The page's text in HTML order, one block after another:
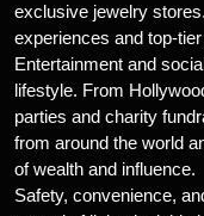
exclusive jewelry
experiences and top-
Entertainment and
lifestyle. From
parties and charity
from around the world
of wealth and influence.
Safety, convenience,